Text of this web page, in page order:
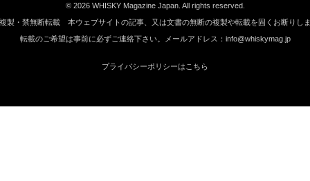
© 2026 WHISKY Magazine Japan. All rights reserved.
製・禁無断転載 本ウェブサイトの記事、又は文書の無断の複製や転載を固くお断りし
転載のご希望は事前に必ずご連絡下さい。メールアドレス：info@whiskymag.jp
プライバシーポリシーはこちら